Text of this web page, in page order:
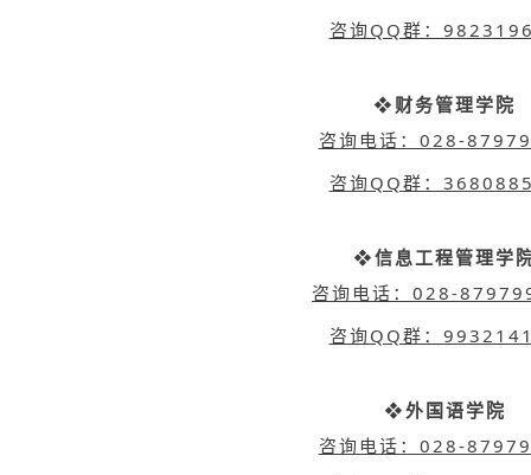
咨询QQ群：
❖财务管理学院
咨询电话：028-
咨询QQ群：
❖信息工程管理学
咨询电话：028-
咨询QQ群：
❖外国语学院
咨询电话：028-